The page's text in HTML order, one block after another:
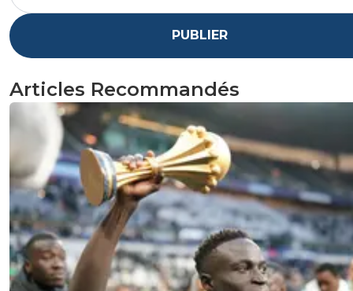
PUBLIER
Articles Recommandés